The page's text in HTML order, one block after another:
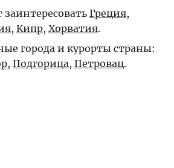
заинтересовать Греция,
, Кипр, Хорватия.
города и курорты страны:
, Подгорица, Петровац.